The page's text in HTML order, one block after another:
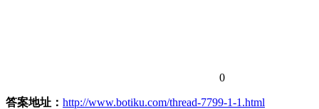
0
答案地址： http://www.botiku.com/thread-7799-1-1.html